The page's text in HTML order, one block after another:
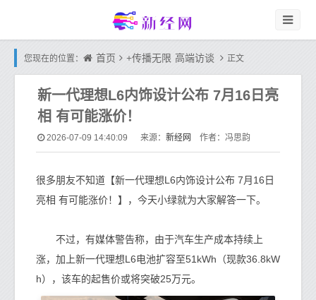
您现在的位置： 首页 +传播无限 高端访谈 正文
新一代理想L6内饰设计公布 7月16日亮
相 有可能涨价！
2026-07-09 14:40:09 来源： 新经网 作者：冯思韵
很多朋友不知道【新一代理想L6内饰设计公布 7月16日
亮相 有可能涨价！】，今天小绿就为大家解答一下。
不过，有媒体警告称，由于汽车生产成本持续上
涨，加上新一代理想L6电池扩容至51kWh（现款36.8kW
h），该车的起售价或将突破25万元。